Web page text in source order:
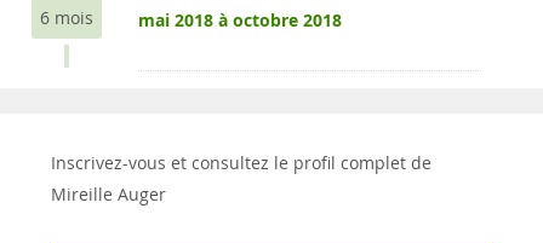
6 mois
mai 2018 à octobre 2018
Inscrivez-vous et consultez le profil complet de
Mireille Auger